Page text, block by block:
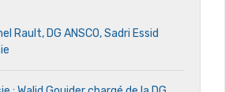
Rault, DG ANSCO, Sadri Essid